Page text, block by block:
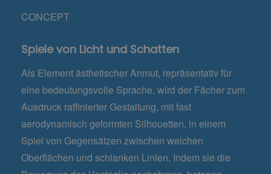
CONCEPT
Spiele von Licht und Schatten
Als Element ästhetischer Anmut, repräsentativ für
eine bedeutungsvolle Sprache, wird der Fächer zum
Ausdruck raffinierter Gestaltung, mit fast
aerodynamisch geformten Silhouetten, in einem
Spiel von Gegensätzen zwischen weichen
Oberflächen und schlanken Linien. Indem sie die